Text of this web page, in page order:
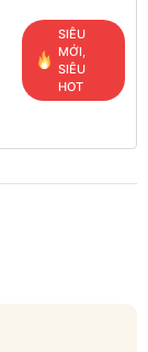
SIÊU
MỚI,
SIÊU
HOT